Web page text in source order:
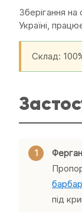
Зберігання
Україні,
Склад:
під